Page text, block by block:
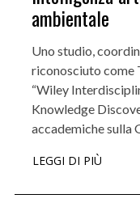
ambientale
Uno studio,
riconosciuto come
“Wiley
Knowledge
accademiche sulla
LEGGI DI PIÙ